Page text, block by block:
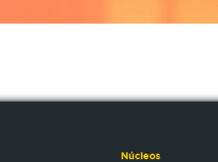
Núcleos